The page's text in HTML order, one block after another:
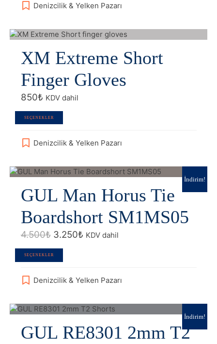
Denizcilik & Yelken Pazarı
XM Extreme Short
Finger Gloves
850₺ KDV dahil
SEÇENEKLER
ürünün
fazla
var.
Seçenekler
ürün
sayfasından
seçilebilir
Denizcilik & Yelken Pazarı
İndirim!
GUL Man Horus Tie
Boardshort SM1MS05
4.500₺ Orijinal
4.500₺.
3.250₺Şu
KDV dahil
SEÇENEKLER
ürünün
fazla
var.
Seçenekler
ürün
sayfasından
Denizcilik & Yelken Pazarı
İndirim!
GUL RE8301 2mm T2